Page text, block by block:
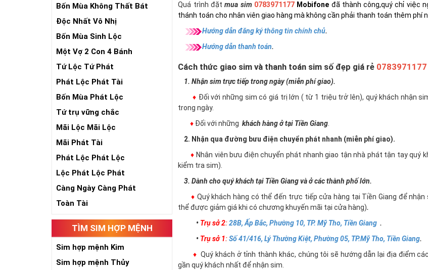
Bốn Mùa Không Thất Bát
Độc Nhất Vô Nhị
Bốn Mùa Sinh Lộc
Một Vợ 2 Con 4 Bánh
Tứ Lộc Tứ Phát
Phát Lộc Phát Tài
Bốn Mùa Phát Lộc
Tứ trụ vững chắc
Mãi Lộc Mãi Lộc
Mãi Phát Tài
Phát Lộc Phát Lộc
Lộc Phát Lộc Phát
Càng Ngày Càng Phát
Toàn Tài
TÌM SIM HỢP MỆNH
Sim hợp mệnh Kim
Sim hợp mệnh Thủy
Quá trình đặtmua sim 0783971177 Mobifone đã thành công,quý chỉ việc
thánh toán cho nhân viên giao hàng mà không cần phải thanh toán thêm phí
Hướng dẫn đăng ký thông tin chính chủ.
Hướng dẫn thanh toán.
Cách thức giao sim và thanh toán sim số đẹp giá rẻ 0783971177
1. Nhận sim trực tiếp trong ngày (miễn phí giao).
♦ Đối với những sim có giá trị lớn ( từ 1 triệu trở lên), quý khách nhận
trong ngày.
♦ Đối với nhữngkhách hàng ở tại Tiền Giang
2. Nhận qua đường bưu điện chuyển phát nhanh (miễn phí giao).
♦ Nhân viên bưu điện chuyển phát nhanh giao tận nhà phát tận tay quý
kiểm tra sim).
3. Dành cho quý khách tại Tiền Giang và ở các thành phố lớn.
♦ Quý khách hàng có thể đến trực tiếp cửa hàng tại Tiền Giang để
thể được giảm giá khi có chương khuyến mãi tại cửa hàng).
• Trụ sở 2: 28B, Ấp Bắc, Phường 10, TP. Mỹ Tho, Tiền Giang .
• Trụ sở 1: Số 41/416, Lý Thường Kiệt, Phường 05, TP.Mỹ Tho, Tiền Giang.
♦ Quý khách ở tỉnh thành khác, chúng tôi sẽ hướng dẫn lại địa điểm
gần quý khách nhất để nhận sim.